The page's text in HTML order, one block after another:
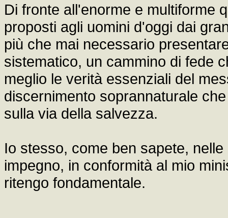
Di fronte all'enorme e multiforme
proposti agli uomini d'oggi dai
più che mai necessario
sistematico, un cammino di fede
meglio le verità essenziali del
discernimento soprannaturale
sulla via della salvezza.
Io stesso, come ben sapete,
impegno, in conformità al mio
ritengo fondamentale.